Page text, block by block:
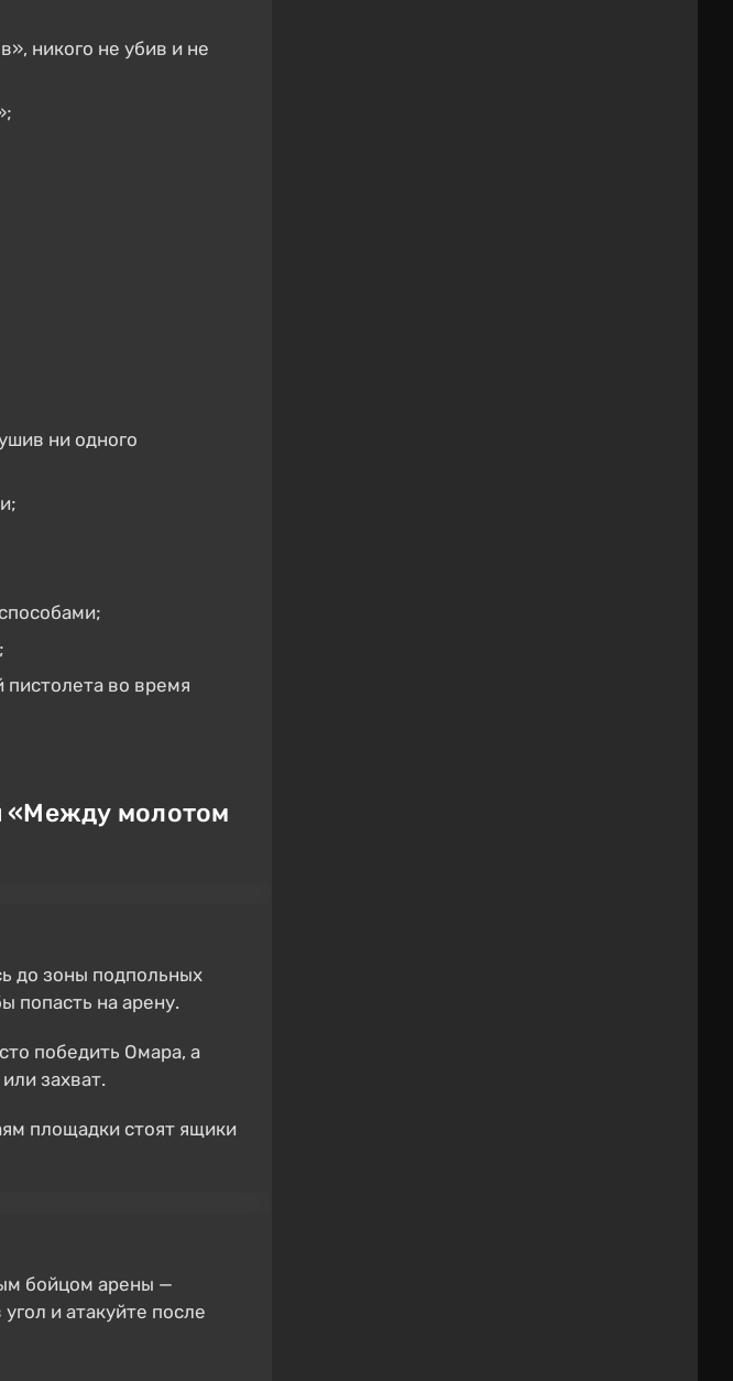
никого не убив и не
ни одного
во время
«Между молотом
до зоны подпольных
попасть на арену.
победить Омара, а
захват.
площадки стоят ящики
бойцом арены —
и атакуйте после